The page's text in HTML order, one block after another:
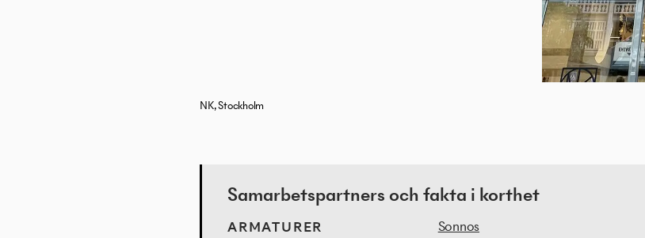
NK, Stockholm
Samarbetspartners och fakta i korthet
ARMATURER
Sonnos